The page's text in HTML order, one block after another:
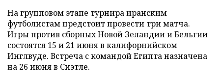
На групповом этапе турнира иранским
футболистам предстоит провести три матча.
Игры против сборных Новой Зеландии и Бельгии
состоятся 15 и 21 июня в калифорнийском
Инглвуде. Встреча с командой Египта назначена
на 26 июня в Сиэтле.